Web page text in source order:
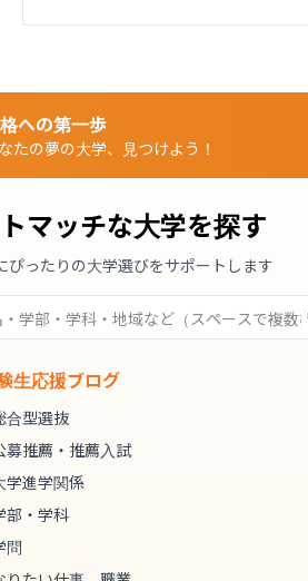
への第一歩
たの夢の大学、見つけよう！
マッチな大学を探す
ぴったりの大学選びをサポートします
生応援ブログ
合型選抜
募推薦・推薦入試
学進学関係
部・学科
問